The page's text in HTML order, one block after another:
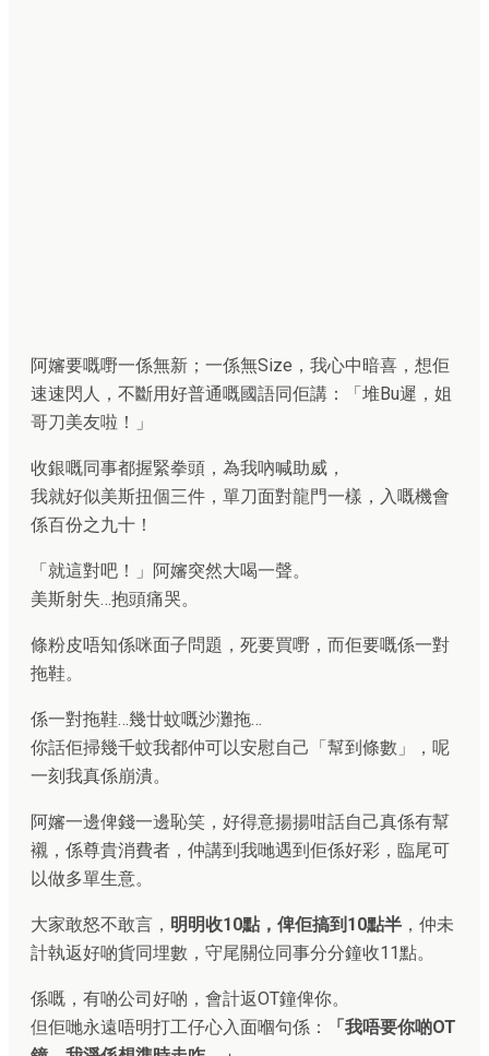
阿嬸要嘅嘢一係無新；一係無Size，我心中暗喜，想佢
速速閃人，不斷用好普通嘅國語同佢講：「堆Bu遲，姐
哥刀美友啦！」
收銀嘅同事都握緊拳頭，為我吶喊助威，
我就好似美斯扭個三件，單刀面對龍門一樣，入嘅機會
係百份之九十！
「就這對吧！」阿嬸突然大喝一聲。
美斯射失…抱頭痛哭。
條粉皮唔知係咪面子問題，死要買嘢，而佢要嘅係一對
拖鞋。
係一對拖鞋…幾廿蚊嘅沙灘拖…
你話佢掃幾千蚊我都仲可以安慰自己「幫到條數」，呢
一刻我真係崩潰。
阿嬸一邊俾錢一邊恥笑，好得意揚揚咁話自己真係有幫
襯，係尊貴消費者，仲講到我哋遇到佢係好彩，臨尾可
以做多單生意。
大家敢怒不敢言， 明明收10點，俾佢搞到10點半 ，仲未
計執返好啲貨同埋數，守尾關位同事分分鐘收11點。
係嘅，有啲公司好啲，會計返OT鐘俾你。
但佢哋永遠唔明打工仔心入面嗰句係：
「我唔要你啲OT